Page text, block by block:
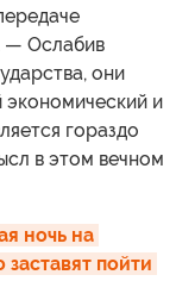
— Ослабив
они
экономический и
гораздо
в этом вечном
ночь на
пойти